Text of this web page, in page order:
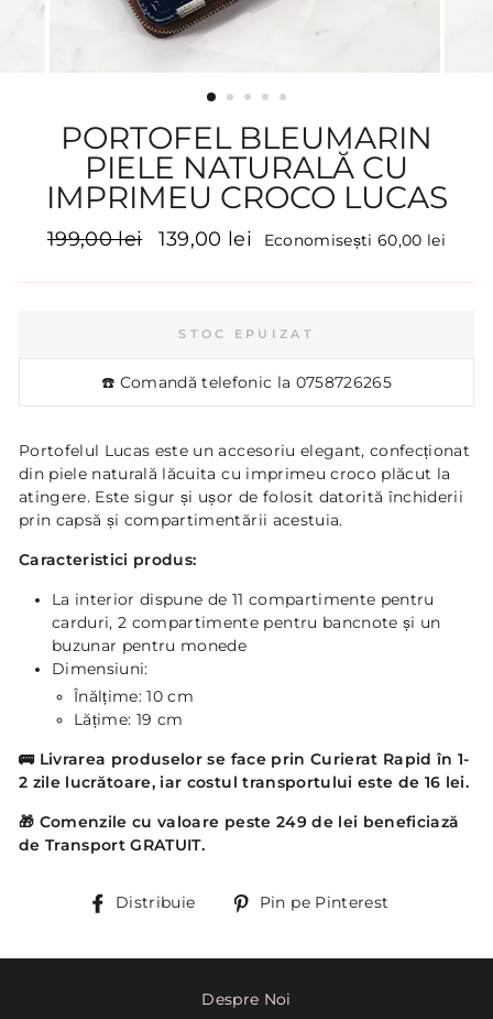
PORTOFEL BLEUMARIN
PIELE NATURALĂ CU
IMPRIMEU CROCO LUCAS
Preț
199,00 lei
Preț
139,00 lei Economisești 60,00 lei
STOC EPUIZAT
☎️ Comandă telefonic la 0758726265
Portofelul Lucas este un accesoriu elegant, confecționat
din piele naturală lăcuita cu imprimeu croco plăcut la
atingere. Este sigur și ușor de folosit datorită închiderii
prin capsă și compartimentării acestuia.
Caracteristici produs:
La interior dispune de 11 compartimente pentru
carduri, 2 compartimente pentru bancnote și un
buzunar pentru monede
Dimensiuni:
Înălțime: 10 cm
Lățime: 19 cm
🚌Livrarea produselor se face prin Curierat Rapid în 1-
2 zile lucrătoare, iar costul transportului este de 16 lei.
🎁 Comenzile cu valoare peste 249 de lei beneficiază
de Transport GRATUIT.
Distribuie DistribuiePin pe Pinterest
Despre Noi